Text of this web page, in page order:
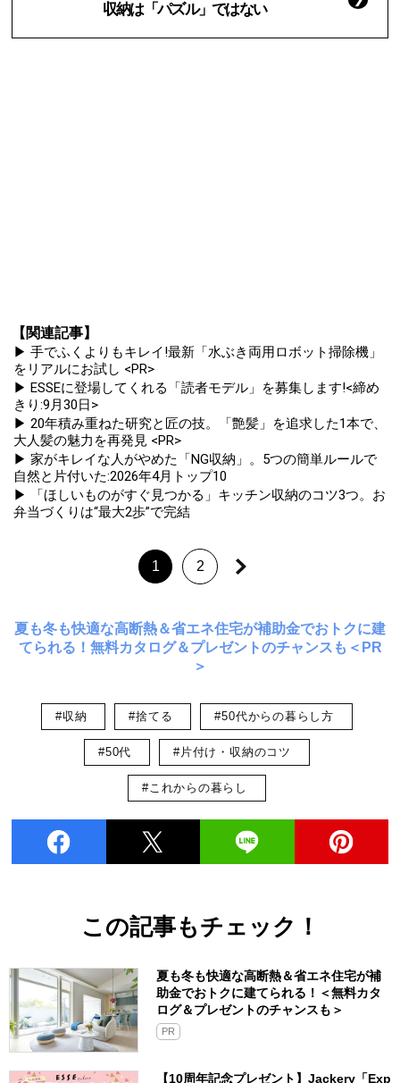
収納は「パズル」ではない
【関連記事】
▶ 手でふくよりもキレイ!最新「水ぶき両用ロボット掃除機」
をリアルにお試し <PR>
▶ ESSEに登場してくれる「読者モデル」を募集します!<締め
きり:9月30日>
▶ 20年積み重ねた研究と匠の技。「艶髪」を追求した1本で、
大人髪の魅力を再発見 <PR>
▶ 家がキレイな人がやめた「NG収納」。5つの簡単ルールで
自然と片付いた:2026年4月トップ10
▶ 「ほしいものがすぐ見つかる」キッチン収納のコツ3つ。お
弁当づくりは“最大2歩”で完結
1 2
夏も冬も快適な高断熱＆省エネ住宅が補助金でおトクに建
てられる！無料カタログ＆プレゼントのチャンスも＜PR
＞
#収納 #捨てる #50代からの暮らし方
#50代 #片付け・収納のコツ
#これからの暮らし
この記事もチェック！
夏も冬も快適な高断熱＆省エネ住宅が補
助金でおトクに建てられる！＜無料カタ
ログ＆プレゼントのチャンスも＞
PR
【10周年記念プレゼント】Jackery「Exp